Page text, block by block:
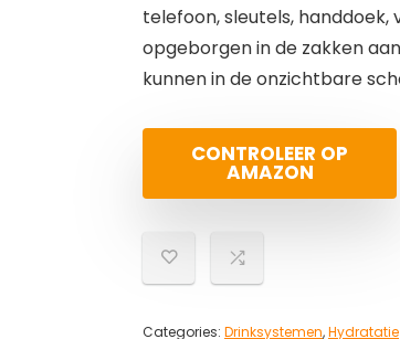
telefoon, sleutels,
opgeborgen in de zakken
kunnen in de onzichtbare
CONTROLEER OP
AMAZON
Categories: Drinksystemen,Hydratatie